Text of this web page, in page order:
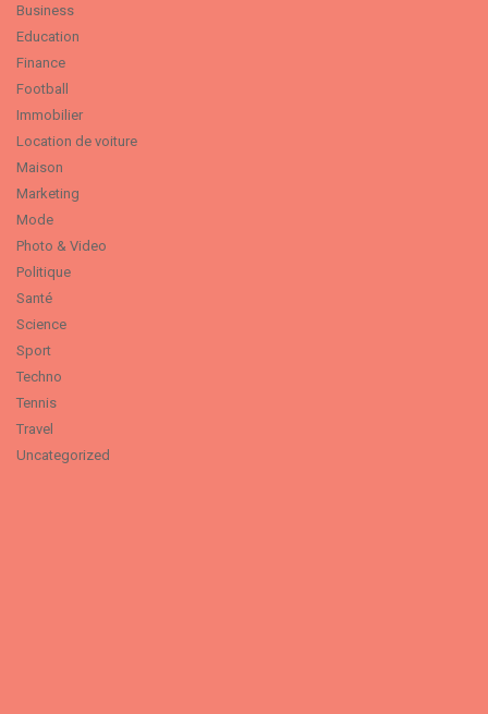
Business
Education
Finance
Football
Immobilier
Location de voiture
Maison
Marketing
Mode
Photo & Video
Politique
Santé
Science
Sport
Techno
Tennis
Travel
Uncategorized